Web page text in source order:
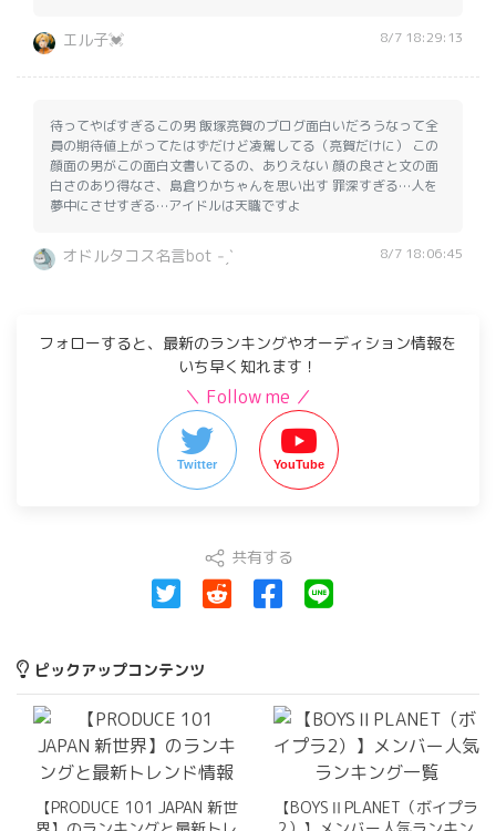
エル子💓 8/7 18:29:13
待ってやばすぎるこの男 飯塚亮賀のブログ面白いだろうなって全
員の期待値上がってたはずだけど凌駕してる（亮賀だけに） この
顔面の男がこの面白文書いてるの、ありえない 顔の良さと文の面
白さのあり得なさ、島倉りかちゃんを思い出す 罪深すぎる…人を
夢中にさせすぎる…アイドルは天職ですよ
オドルタコス名言bot ˗ˏˋ 8/7 18:06:45
フォローすると、最新のランキングやオーディション情報を
いち早く知れます！
＼ Follow me ／
Twitter YouTube
共有する
ピックアップコンテンツ
【PRODUCE 101 JAPAN 新世
【BOYSⅡPLANET（ボイプラ